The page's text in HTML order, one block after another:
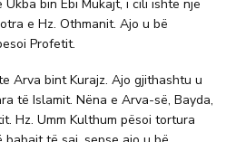
bin Ebi Mukajt, i cili ishte një
e Hz. Othmanit. Ajo u bë
Profetit.
Arva bint Kurajz. Ajo gjithashtu u
të Islamit. Nëna e Arva-së, Bayda,
Hz. Umm Kulthum pësoi tortura